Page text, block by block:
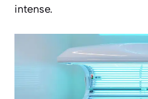
intense.